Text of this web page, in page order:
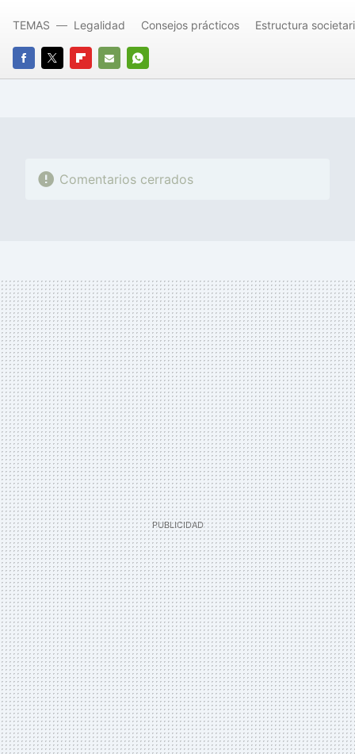
FACEBOOK
TWITTERFLIPBOARD
E-
WHATSAPP
TEMAS Legalidad Consejos prácticos Estructura
Comentarios cerrados